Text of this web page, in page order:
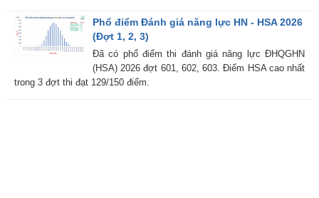
Phổ điểm Đánh giá năng lực HN - HSA 2026
(Đợt 1, 2, 3)
Đã có phổ điểm thi đánh giá năng lực ĐHQGHN
(HSA) 2026 đợt 601, 602, 603. Điểm HSA cao nhất
trong 3 đợt thi đạt 129/150 điểm.